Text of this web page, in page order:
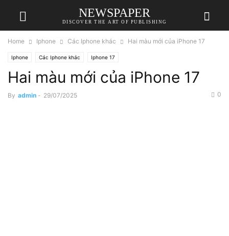
NEWSPAPER
DISCOVER THE ART OF PUBLISHING
Home Iphone Các Iphone khác Hai màu mới của iPhone 17
Iphone Các Iphone khác Iphone 17
Hai màu mới của iPhone 17
By admin - 29/07/2025 0